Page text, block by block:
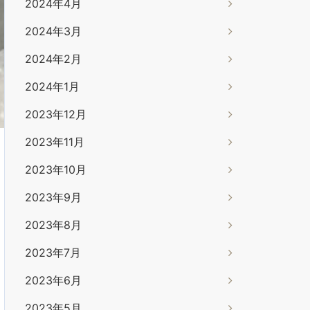
2024年4月
2024年3月
2024年2月
2024年1月
2023年12月
2023年11月
2023年10月
2023年9月
2023年8月
2023年7月
2023年6月